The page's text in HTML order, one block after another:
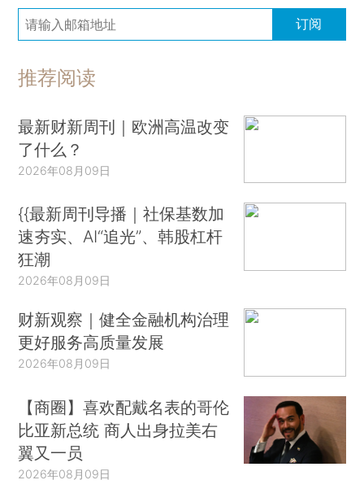
订阅
推荐阅读
最新财新周刊｜欧洲高温改变
了什么？
2026年08月09日
{{最新周刊导播｜社保基数加
速夯实、AI“追光”、韩股杠杆
狂潮
2026年08月09日
财新观察｜健全金融机构治理
更好服务高质量发展
2026年08月09日
【商圈】喜欢配戴名表的哥伦
比亚新总统 商人出身拉美右
翼又一员
2026年08月09日